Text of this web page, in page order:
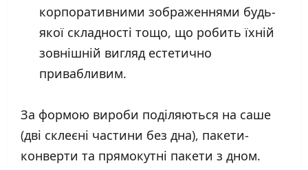
корпоративними зображеннями будь-
якої складності тощо, що робить їхній
зовнішній вигляд естетично
привабливим.
За формою вироби поділяються на саше
(дві склеєні частини без дна), пакети-
конверти та прямокутні пакети з дном.